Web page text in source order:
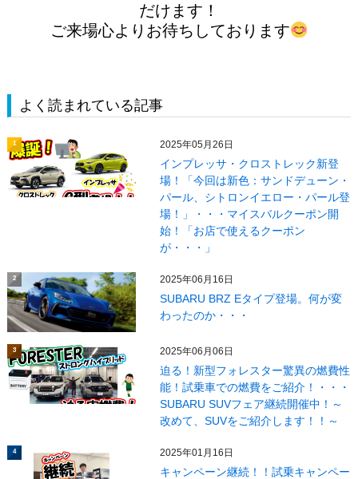
だけます！
ご来場心よりお待ちしております
よく読まれている記事
1 2025年05月26日
インプレッサ・クロストレック新登
場！「今回は新色：サンドデューン・
パール、シトロンイエロー・パール登
場！」・・・マイスバルクーポン開
始！「お店で使えるクーポン
が・・・」
2 2025年06月16日
SUBARU BRZ Eタイプ登場。何が変
わったのか・・・
3 2025年06月06日
迫る！新型フォレスター驚異の燃費性
能！試乗車での燃費をご紹介！・・・
SUBARU SUVフェア継続開催中！～
改めて、SUVをご紹介します！！～
4 2025年01月16日
キャンペーン継続！！試乗キャンペー